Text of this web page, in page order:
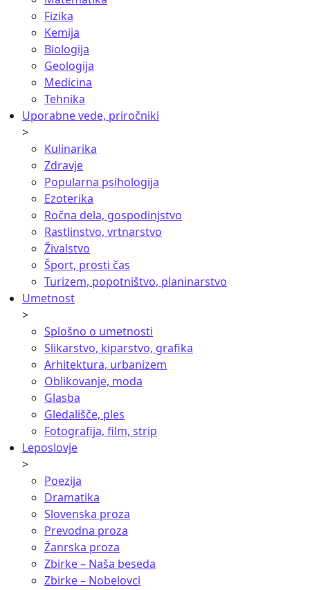
Fizika
Kemija
Biologija
Geologija
Medicina
Tehnika
Uporabne vede, priročniki
>
Kulinarika
Zdravje
Popularna psihologija
Ezoterika
Ročna dela, gospodinjstvo
Rastlinstvo, vrtnarstvo
Živalstvo
Šport, prosti čas
Turizem, popotništvo, planinarstvo
Umetnost
>
Splošno o umetnosti
Slikarstvo, kiparstvo, grafika
Arhitektura, urbanizem
Oblikovanje, moda
Glasba
Gledališče, ples
Fotografija, film, strip
Leposlovje
>
Poezija
Dramatika
Slovenska proza
Prevodna proza
Žanrska proza
Zbirke – Naša beseda
Zbirke – Nobelovci